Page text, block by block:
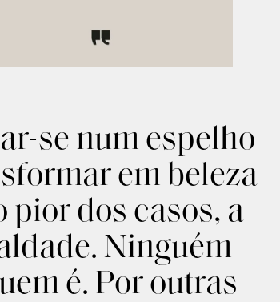
se num espelho
em beleza
pior dos casos, a
Ninguém
é. Por outras